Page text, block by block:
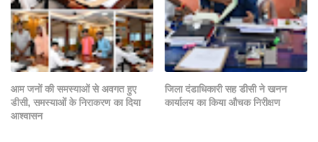
आम जनों की समस्याओं से अवगत हुए
डीसी, समस्याओं के निराकरण का दिया
आश्वासन
जिला दंडाधिकारी सह डीसी ने खनन
कार्यालय का किया औचक निरीक्षण